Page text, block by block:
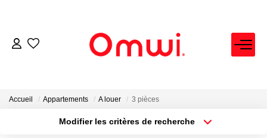
EXPERTISE IMMOBILIÈRE
ACHETER
Accueil Appartements A louer 3 pièces
Modifier les critères de recherche